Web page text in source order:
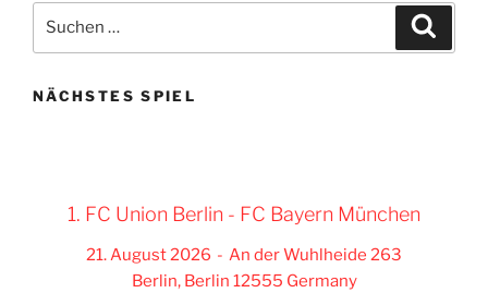
nach:
NÄCHSTES SPIEL
1. FC Union Berlin - FC Bayern München
21. August 2026 - An der Wuhlheide 263
Berlin, Berlin 12555 Germany